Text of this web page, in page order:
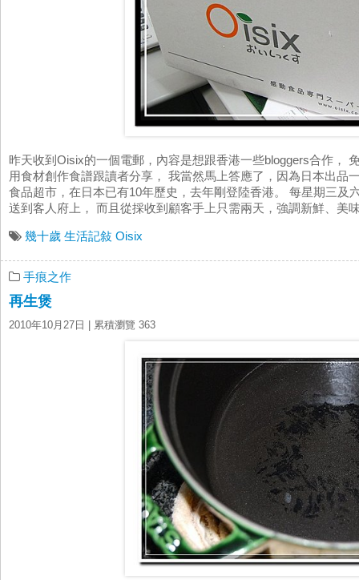
昨天收到Oisix的一個電郵，內容是想跟香港一些bloggers合作，
用食材創作食譜跟讀者分享， 我當然馬上答應了，因為日本出
食品超市，在日本已有10年歷史，去年剛登陸香港。 每星期三及
送到客人府上， 而且從採收到顧客手上只需兩天，強調新鮮、
幾十歲 生活記敍 Oisix
手痕之作
再生煲
2010年10月27日 | 累積瀏覽 363